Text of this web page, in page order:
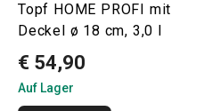
Topf HOME PROFI mit
Deckel ø 18 cm, 3,0 l
€ 54,90
Auf Lager